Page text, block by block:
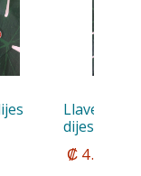
Llaveros
dijes
₡ 4.500